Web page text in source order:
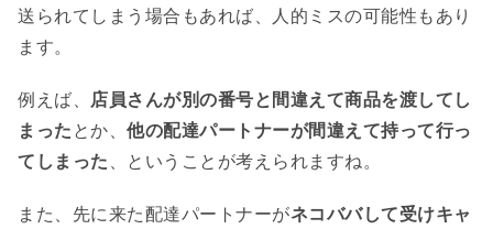
送られてしまう場合もあれば、人的ミスの可能性もあり
ます。
例えば、 店員さんが別の番号と間違えて商品を渡してし
まったとか、 他の配達パートナーが間違えて持って行っ
てしまった、ということが考えられますね。
また、先に来た配達パートナーがネコババして受けキャ